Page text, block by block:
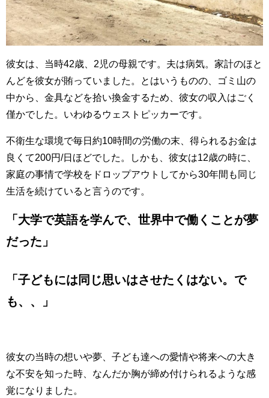
彼女は、当時42歳、2児の母親です。夫は病気。家計のほと
んどを彼女が賄っていました。とはいうものの、ゴミ山の
中から、金具などを拾い換金するため、彼女の収入はごく
僅かでした。いわゆるウェストピッカーです。
不衛生な環境で毎日約10時間の労働の末、得られるお金は
良くて200円/日ほどでした。しかも、彼女は12歳の時に、
家庭の事情で学校をドロップアウトしてから30年間も同じ
生活を続けていると言うのです。
「大学で英語を学んで、世界中で働くことが夢
だった」
「子どもには同じ思いはさせたくはない。で
も、、」
彼女の当時の想いや夢、子ども達への愛情や将来への大き
な不安を知った時、なんだか胸が締め付けられるような感
覚になりました。